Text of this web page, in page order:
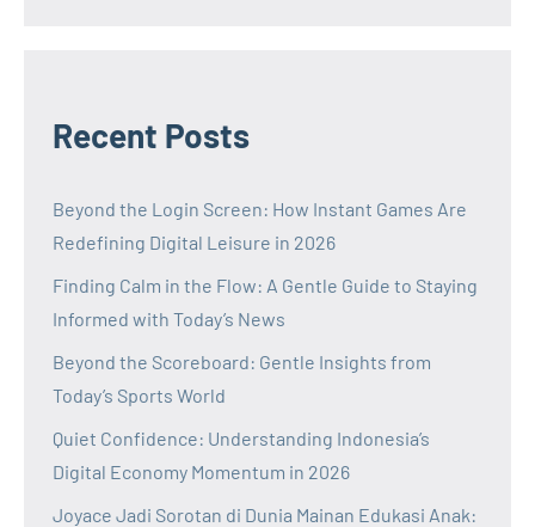
Recent Posts
Beyond the Login Screen: How Instant Games Are
Redefining Digital Leisure in 2026
Finding Calm in the Flow: A Gentle Guide to Staying
Informed with Today’s News
Beyond the Scoreboard: Gentle Insights from
Today’s Sports World
Quiet Confidence: Understanding Indonesia’s
Digital Economy Momentum in 2026
Joyace Jadi Sorotan di Dunia Mainan Edukasi Anak: